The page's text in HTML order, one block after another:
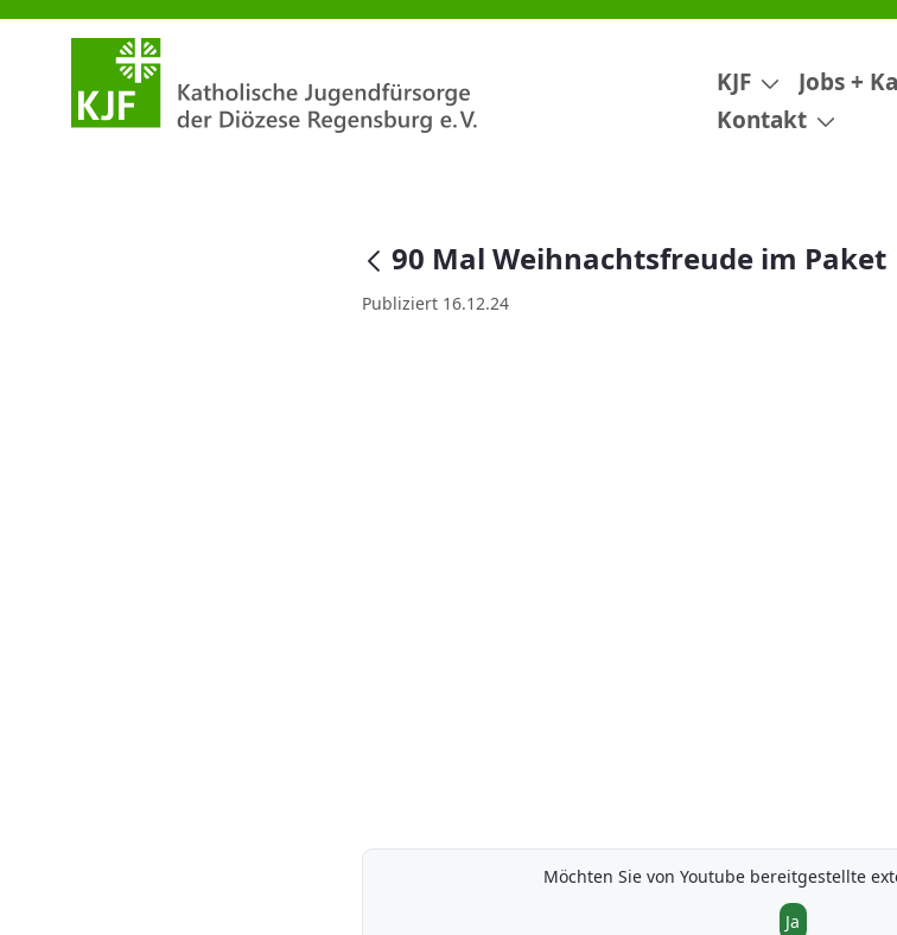
90 Mal Weihnachtsfreude im Paket
KJF Jobs +
Kontakt
null
90 Mal Weihnachtsfreude im Paket
Publiziert 16.12.24
Möchten Sie vonYoutube bereitgestellte
Ja